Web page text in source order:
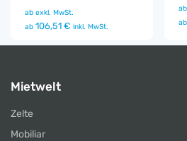
ab exkl. MwSt.
ab 106,51 € inkl. MwSt.
ab
ab
Mietwelt
Zelte
Mobiliar